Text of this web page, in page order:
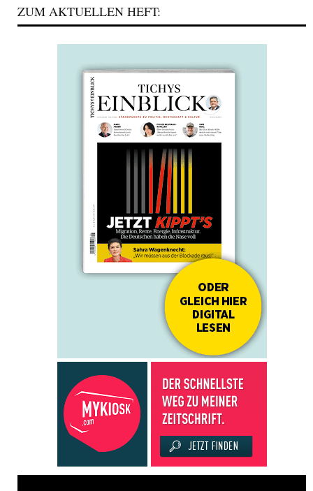
ZUM AKTUELLEN HEFT: